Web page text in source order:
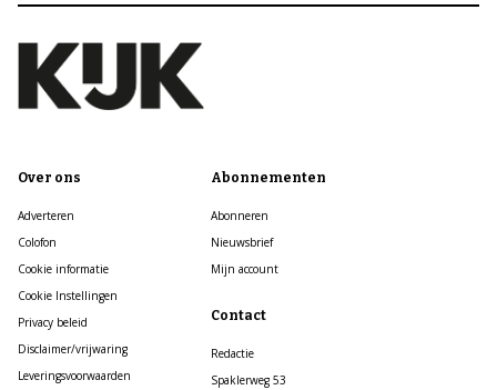
Over ons
Adverteren
Colofon
Cookie informatie
Cookie Instellingen
Privacy beleid
Disclaimer/vrijwaring
Leveringsvoorwaarden
Abonnementen
Abonneren
Nieuwsbrief
Mijn account
Contact
Redactie
Spaklerweg 53